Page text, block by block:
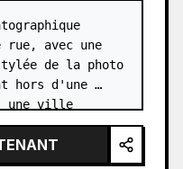
avec une
de la photo
hors d'une
une ville
à grande